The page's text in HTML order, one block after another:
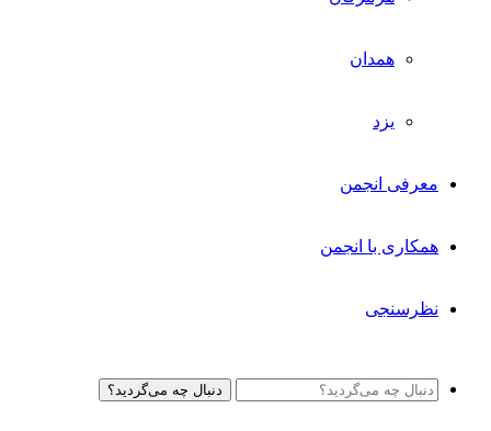
همدان
یزد
معرفی انجمن
همکاری با انجمن
نظرسنجی
دنبال چه می‌گردید؟